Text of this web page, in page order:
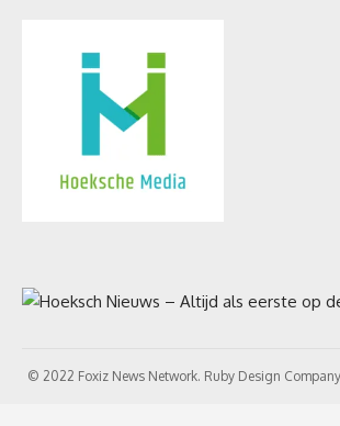
© 2022 Foxiz News Network. Ruby Design